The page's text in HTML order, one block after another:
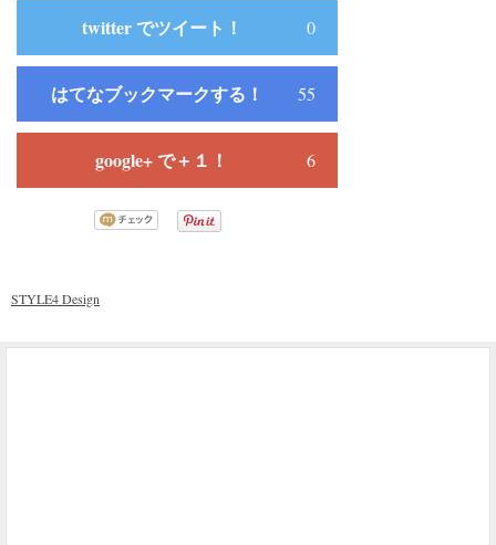
twitter でツイート！ 0
はてなブックマークする！ 55
google+ で＋１！ 6
STYLE4 Design